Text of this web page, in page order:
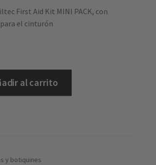
First Aid Kit MINI PACK, con
el cinturón
al carrito
y botiquines